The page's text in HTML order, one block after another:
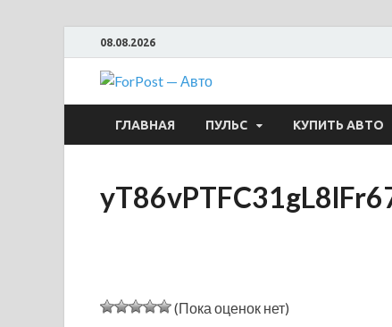
08.08.2026
ForPost
ГЛАВНАЯ ПУЛЬС КУПИТЬ АВТО
(Пока оценок нет)